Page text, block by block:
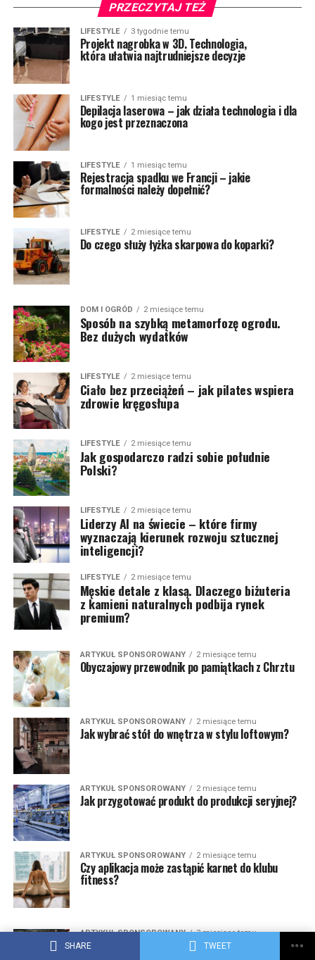
SHARE TWEET
PRZECZYTAJ TEŻ
LIFESTYLE 3 tygodnie temu
Projekt nagrobka w 3D. Technologia,
która ułatwia najtrudniejsze decyzje
LIFESTYLE 1 miesiąc temu
Depilacja laserowa – jak działa technologia i dla
kogo jest przeznaczona
LIFESTYLE 1 miesiąc temu
Rejestracja spadku we Francji – jakie
formalności należy dopełnić?
LIFESTYLE 2 miesiące temu
Do czego służy łyżka skarpowa do koparki?
DOM I OGRÓD 2 miesiące temu
Sposób na szybką metamorfozę ogrodu.
Bez dużych wydatków
LIFESTYLE 2 miesiące temu
Ciało bez przeciążeń – jak pilates wspiera
zdrowie kręgosłupa
LIFESTYLE 2 miesiące temu
Jak gospodarczo radzi sobie południe
Polski?
LIFESTYLE 2 miesiące temu
Liderzy AI na świecie – które firmy
wyznaczają kierunek rozwoju sztucznej
inteligencji?
LIFESTYLE 2 miesiące temu
Męskie detale z klasą. Dlaczego biżuteria
z kamieni naturalnych podbija rynek
premium?
ARTYKUŁ SPONSOROWANY 2 miesiące temu
Obyczajowy przewodnik po pamiątkach z Chrztu
ARTYKUŁ SPONSOROWANY 2 miesiące temu
Jak wybrać stół do wnętrza w stylu loftowym?
ARTYKUŁ SPONSOROWANY 2 miesiące temu
Jak przygotować produkt do produkcji seryjnej?
ARTYKUŁ SPONSOROWANY 2 miesiące temu
Czy aplikacja może zastąpić karnet do klubu
fitness?
ARTYKUŁ SPONSOROWANY 3 miesiące temu
Jakie kalendarze strażackie wybrać dla